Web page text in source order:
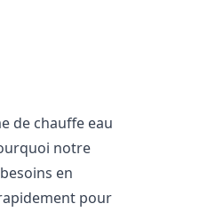
de chauffe eau
notre
en
pour